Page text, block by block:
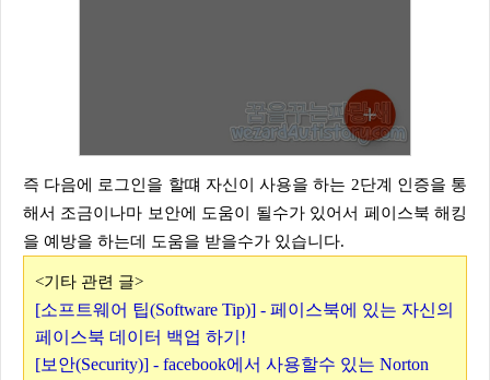
즉 다음에 로그인을 할떄 자신이 사용을 하는 2단계 인증을 통
해서 조금이나마 보안에 도움이 될수가 있어서 페이스북 해킹
을 예방을 하는데 도움을 받을수가 있습니다.
<기타 관련 글>
[소프트웨어 팁(Software Tip)] - 페이스북에 있는 자신의
페이스북 데이터 백업 하기!
[보안(Security)] - facebook에서 사용할수 있는 Norton